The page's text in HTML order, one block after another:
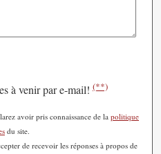
à venir par e-mail! (**)
avoir pris connaissance de la politique
du site.
de recevoir les réponses à propos de